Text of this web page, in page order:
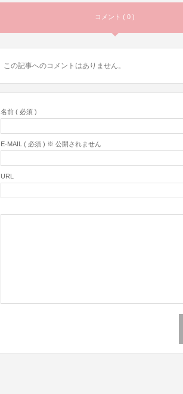
コメント ( 0 )
この記事へのコメントはありません。
名前 ( 必須 )
E-MAIL ( 必須 ) ※ 公開されません
URL